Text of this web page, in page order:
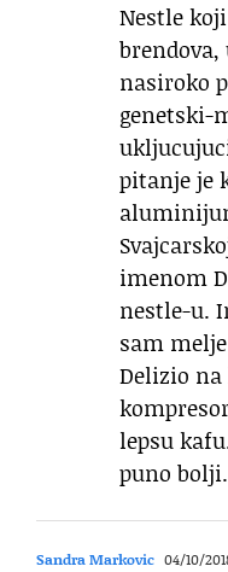
Nestle
nasiroko
genetski-
pitanje je
imenom
nestle-u.
sam
Delizio na
lepsu
puno bolji.
Sandra Markovic 04/10/